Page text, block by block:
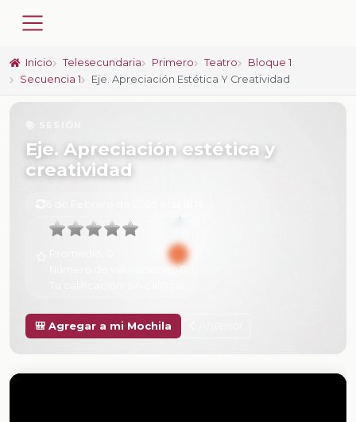
Inicio Telesecundaria Primero Teatro
Bloque 1
Secuencia 1
Eje. Apreciación Estética Y Creatividad
Eje. Apreciación estética y
creatividad
Número de valoraciones:0
🎒 Agregar a mi Mochila